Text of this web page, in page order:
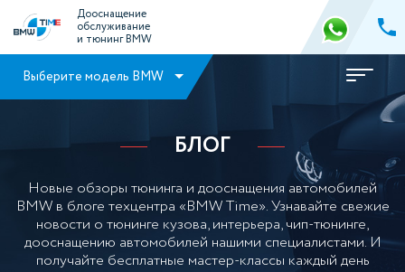
Дооснащение
обслуживание
и тюнинг BMW
Выберите модель BMW
БЛОГ
Новые обзоры тюнинга и дооснащения автомобилей
BMW в блоге техцентра «BMW Time». Узнавайте свежие
новости о тюнинге кузова, интерьера, чип-тюнинге,
дооснащению автомобилей нашими специалистами. И
получайте бесплатные мастер-классы каждый день